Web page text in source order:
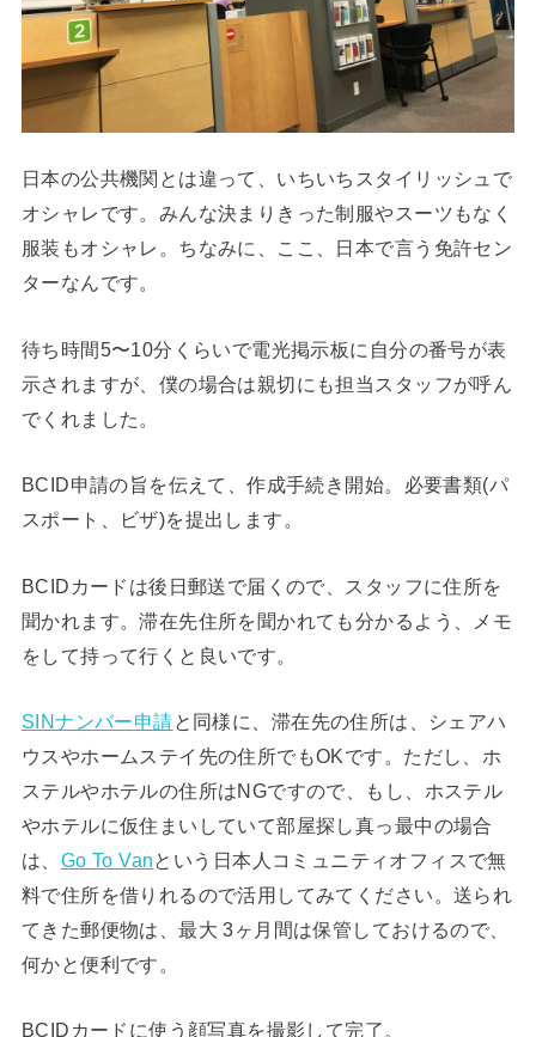
日本の公共機関とは違って、いちいちスタイリッシュで
オシャレです。みんな決まりきった制服やスーツもなく
服装もオシャレ。ちなみに、ここ、日本で言う免許セン
ターなんです。
待ち時間5〜10分くらいで電光掲示板に自分の番号が表
示されますが、僕の場合は親切にも担当スタッフが呼ん
でくれました。
BCID申請の旨を伝えて、作成手続き開始。必要書類(パ
スポート、ビザ)を提出します。
BCIDカードは後日郵送で届くので、スタッフに住所を
聞かれます。滞在先住所を聞かれても分かるよう、メモ
をして持って行くと良いです。
SINナンバー申請と同様に、滞在先の住所は、シェアハ
ウスやホームステイ先の住所でもOKです。ただし、ホ
ステルやホテルの住所はNGですので、もし、ホステル
やホテルに仮住まいしていて部屋探し真っ最中の場合
は、 Go To Vanという日本人コミュニティオフィスで無
料で住所を借りれるので活用してみてください。送られ
てきた郵便物は、最大 3ヶ月間は保管しておけるので、
何かと便利です。
BCIDカードに使う顔写真を撮影して完了。